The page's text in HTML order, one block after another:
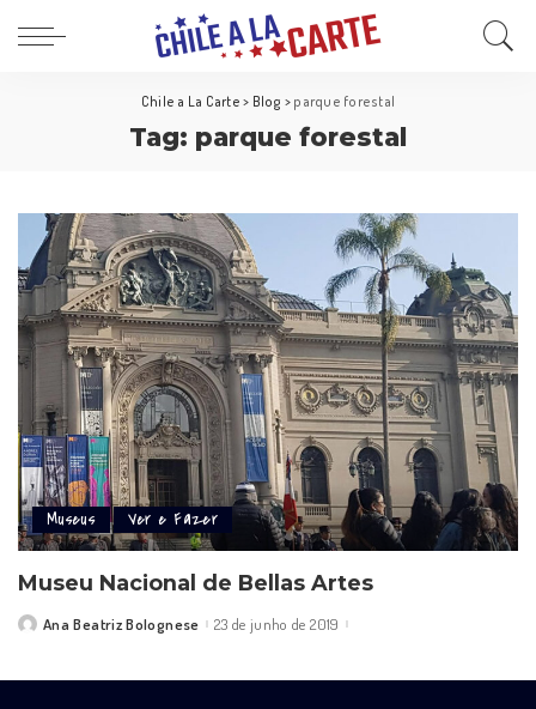
Chile a La Carte > Blog > parque forestal
Tag: parque forestal
Museus Ver e Fazer
Museu Nacional de Bellas Artes
PostedAna Beatriz Bolognese 23 de junho de 2019